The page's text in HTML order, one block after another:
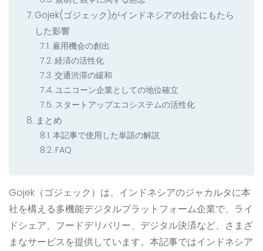
Gojek(ゴジェック)がインドネシアの社会にもたら
した影響
雇用機会の創出
経済の活性化
交通渋滞の緩和
ユニコーン企業としての地位確立
スタートアップエコシステムの活性化
まとめ
本記事で使用した単語の解説
FAQ
Gojek（ゴジェック）は、インドネシアのジャカルタに本
社を構える多機能デジタルプラットフォーム企業で、ライ
ドシェア、フードデリバリー、デジタル決済など、さまざ
まなサービスを提供しています。本記事ではインドネシア